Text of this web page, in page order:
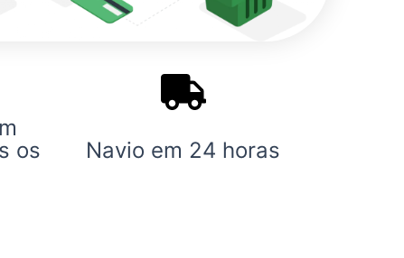
os
Navio em 24 horas